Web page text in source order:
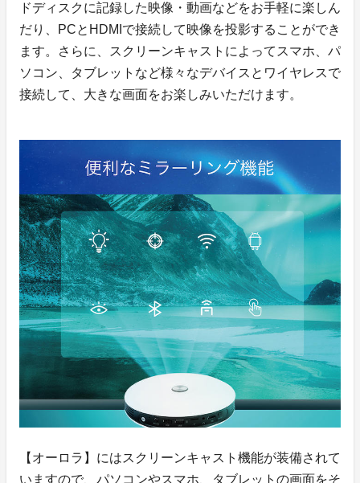
ドディスクに記録した映像・動画などをお手軽に楽しん
だり、PCとHDMIで接続して映像を投影することができ
ます。さらに、スクリーンキャストによってスマホ、パ
ソコン、タブレットなど様々なデバイスとワイヤレスで
接続して、大きな画面をお楽しみいただけます。
【オーロラ】にはスクリーンキャスト機能が装備されて
いますので、パソコンやスマホ、タブレットの画面をそ